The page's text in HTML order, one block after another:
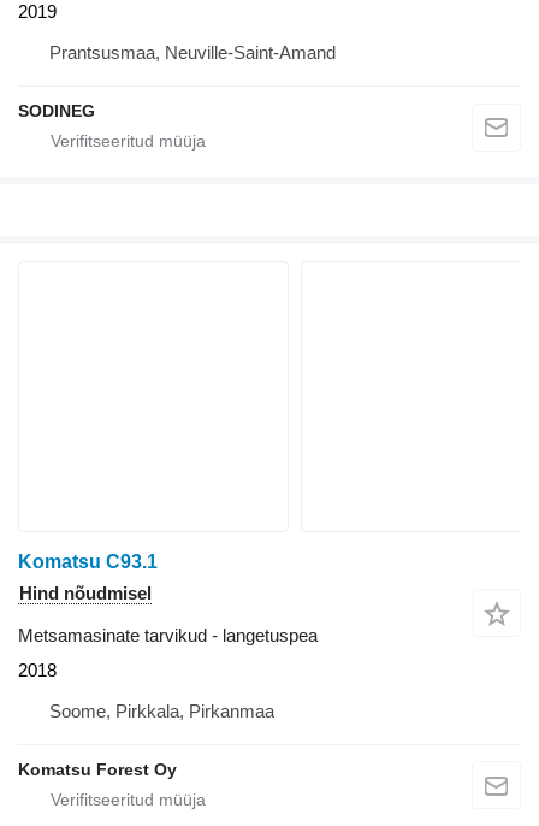
2019
Prantsusmaa, Neuville-Saint-Amand
SODINEG
Komatsu C93.1
Hind nõudmisel
Metsamasinate tarvikud - langetuspea
2018
Soome, Pirkkala, Pirkanmaa
Komatsu Forest Oy